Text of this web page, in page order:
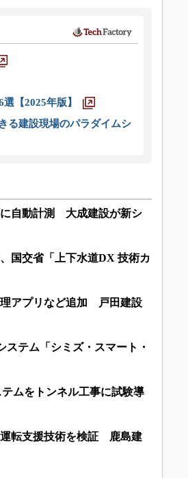
【2025年版】
る建設現場のパラダイムシ
に自動計測 大成建設が新シ
国交省「上下水道DX 技術カ
アプリなど追加 戸田建設
テム「シミズ・スマート・
ムをトンネル工事に試験導
運転支援技術を検証 鹿島建